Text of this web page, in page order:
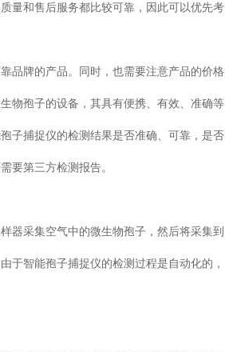
量和售后服务都比较可靠，因此可以优先考
品牌的产品。同时，也需要注意产品的价格
物孢子的设备，其具有便携、有效、准确等
子捕捉仪的检测结果是否准确、可靠，是否
要第三方检测报告。
器采集空气中的微生物孢子，然后将采集到
于智能孢子捕捉仪的检测过程是自动化的，